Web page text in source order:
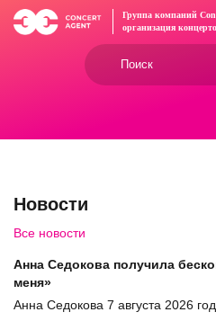
Перейти
Группа компаний
организация
Новости
Все новости
Анна Седокова получила
меня»
Анна Седокова 7 августа 2026